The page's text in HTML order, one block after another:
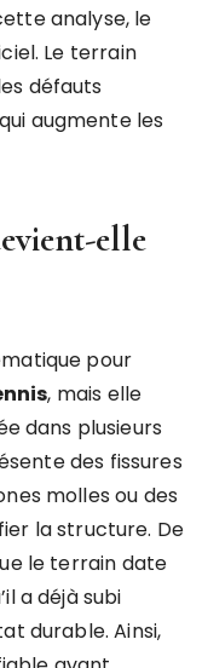
analyse, le
Le terrain
défauts
augmente les
elle
pour
, mais elle
dans plusieurs
des fissures
molles ou des
la structure. De
le terrain date
a déjà subi
durable. Ainsi,